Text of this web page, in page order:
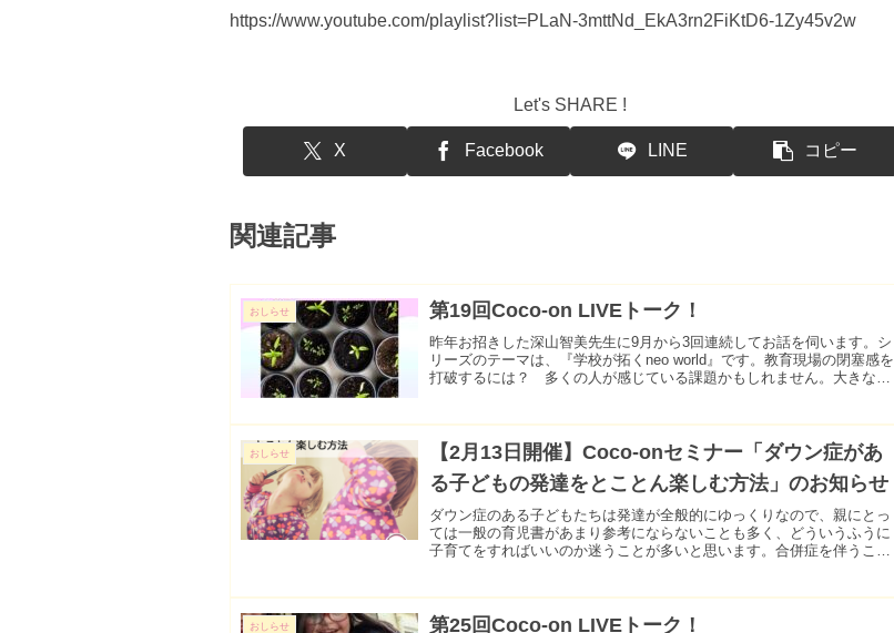
https://www.youtube.com/playlist?list=PLaN-3mttNd_EkA3rn2FiKtD6-1Zy45v2w
Let's SHARE !
X Facebook LINE コピー
関連記事
おしらせ 第19回Coco-on LIVEトーク！
昨年お招きした深山智美先生に9月から3回連続してお話を伺います。シ
リーズのテーマは、『学校が拓くneo world』です。教育現場の閉塞感を
打破するには？ 多くの人が感じている課題かもしれません。大きな制
おしらせ
【2月13日開催】Coco-onセミナー「ダウン症があ
る子どもの発達をとことん楽しむ方法」のお知らせ
ダウン症のある子どもたちは発達が全般的にゆっくりなので、親にとっ
ては一般の育児書があまり参考にならないことも多く、どういうふうに
子育てをすればいいのか迷うことが多いと思います。合併症を伴うこと
おしらせ 第25回Coco-on LIVEトーク！